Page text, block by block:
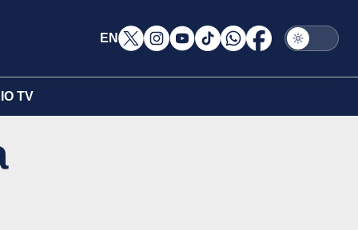
EN
TV